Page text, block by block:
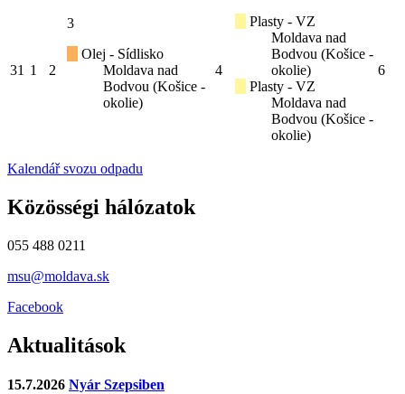
31 1 2
3
Olej - Sídlisko
Moldava nad
Bodvou (Košice -
okolie)
4
Plasty - VZ
Moldava nad
Bodvou (Košice -
okolie)
Plasty - VZ
Moldava nad
Bodvou (Košice -
okolie)
6
Kalendář svozu odpadu
Közösségi hálózatok
055 488 0211
msu@moldava.sk
Facebook
Aktualitások
15.7.2026 Nyár Szepsiben